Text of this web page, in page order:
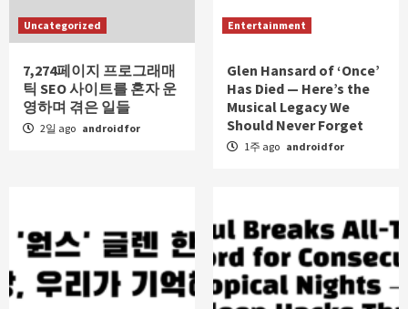
Uncategorized
7,274페이지 프로그래매
틱 SEO 사이트를 혼자 운
영하며 겪은 일들
2일 ago androidfor
Entertainment
Glen Hansard of ‘Once’
Has Died — Here’s the
Musical Legacy We
Should Never Forget
1주 ago androidfor